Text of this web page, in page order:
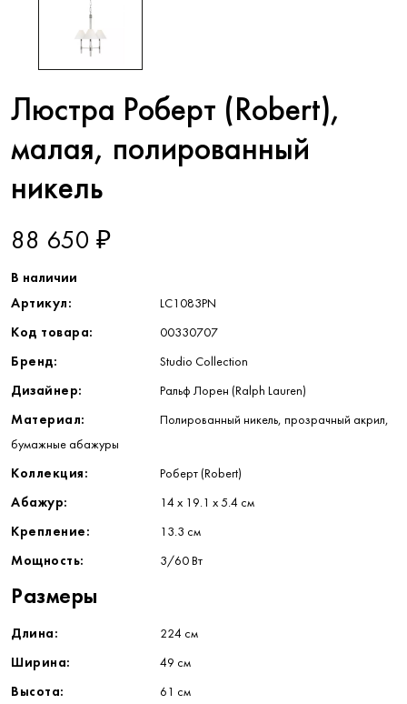
Люстра Роберт (Robert),
малая, полированный
никель
88 650 ₽
В наличии
Артикул:
LC1083PN
Код товара: 00330707
Бренд: Studio Collection
Дизайнер: Ральф Лорен (Ralph Lauren)
Материал: Полированный никель, прозрачный акрил,
бумажные абажуры
Коллекция: Роберт (Robert)
Абажур: 14 x 19.1 x 5.4 см
Крепление: 13.3 см
Мощность: 3/60 Вт
Размеры
Длина: 224 см
Ширина: 49 см
Высота: 61 см